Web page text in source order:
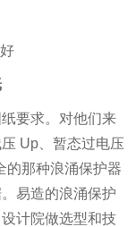
要求。对他们来
Up、暂态过电压
的那种浪涌保护器
易造的浪涌保护
计院做选型和技